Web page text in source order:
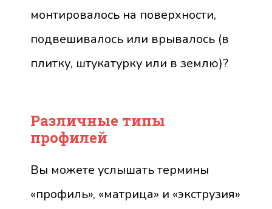
монтировалось на поверхности,
подвешивалось или врывалось (в
плитку, штукатурку или в землю)?
Различные типы
профилей
Вы можете услышать термины
«профиль», «матрица» и «экструзия»